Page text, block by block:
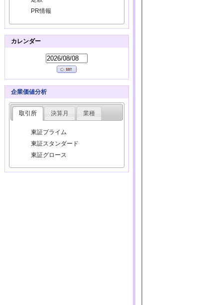
PR情報
カレンダー
企業価値分析
取引所 決算月 業種
東証プライム
東証スタンダード
東証グロース